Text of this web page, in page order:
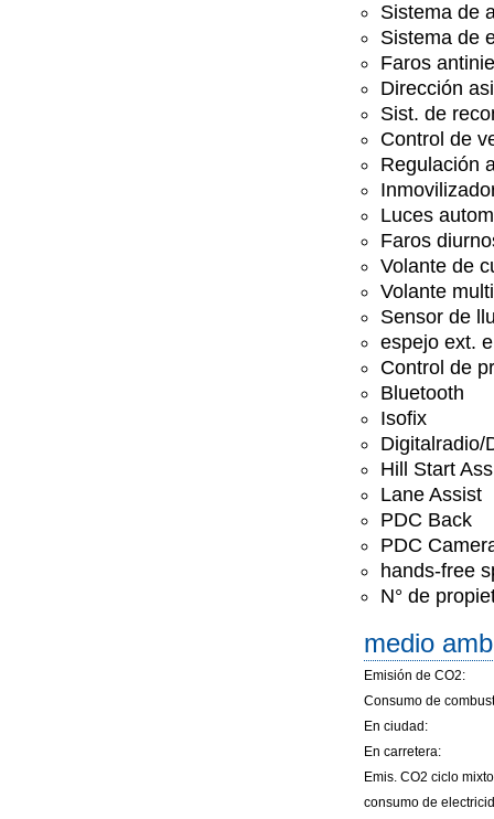
Sistema de
Sistema de
Faros
Dirección
Sist. de
Control de
Regulación
Luces
Faros
Volante de
Volante
Sensor de
espejo ext.
Control de
Bluetooth
Isofix
Digitalradio/
Hill Start
Lane Assist
PDC Back
PDC
hands-free
N° de
medio
Emisión de CO2:
Consumo de
En ciudad:
En carretera:
Emis. CO2 ciclo
consumo de